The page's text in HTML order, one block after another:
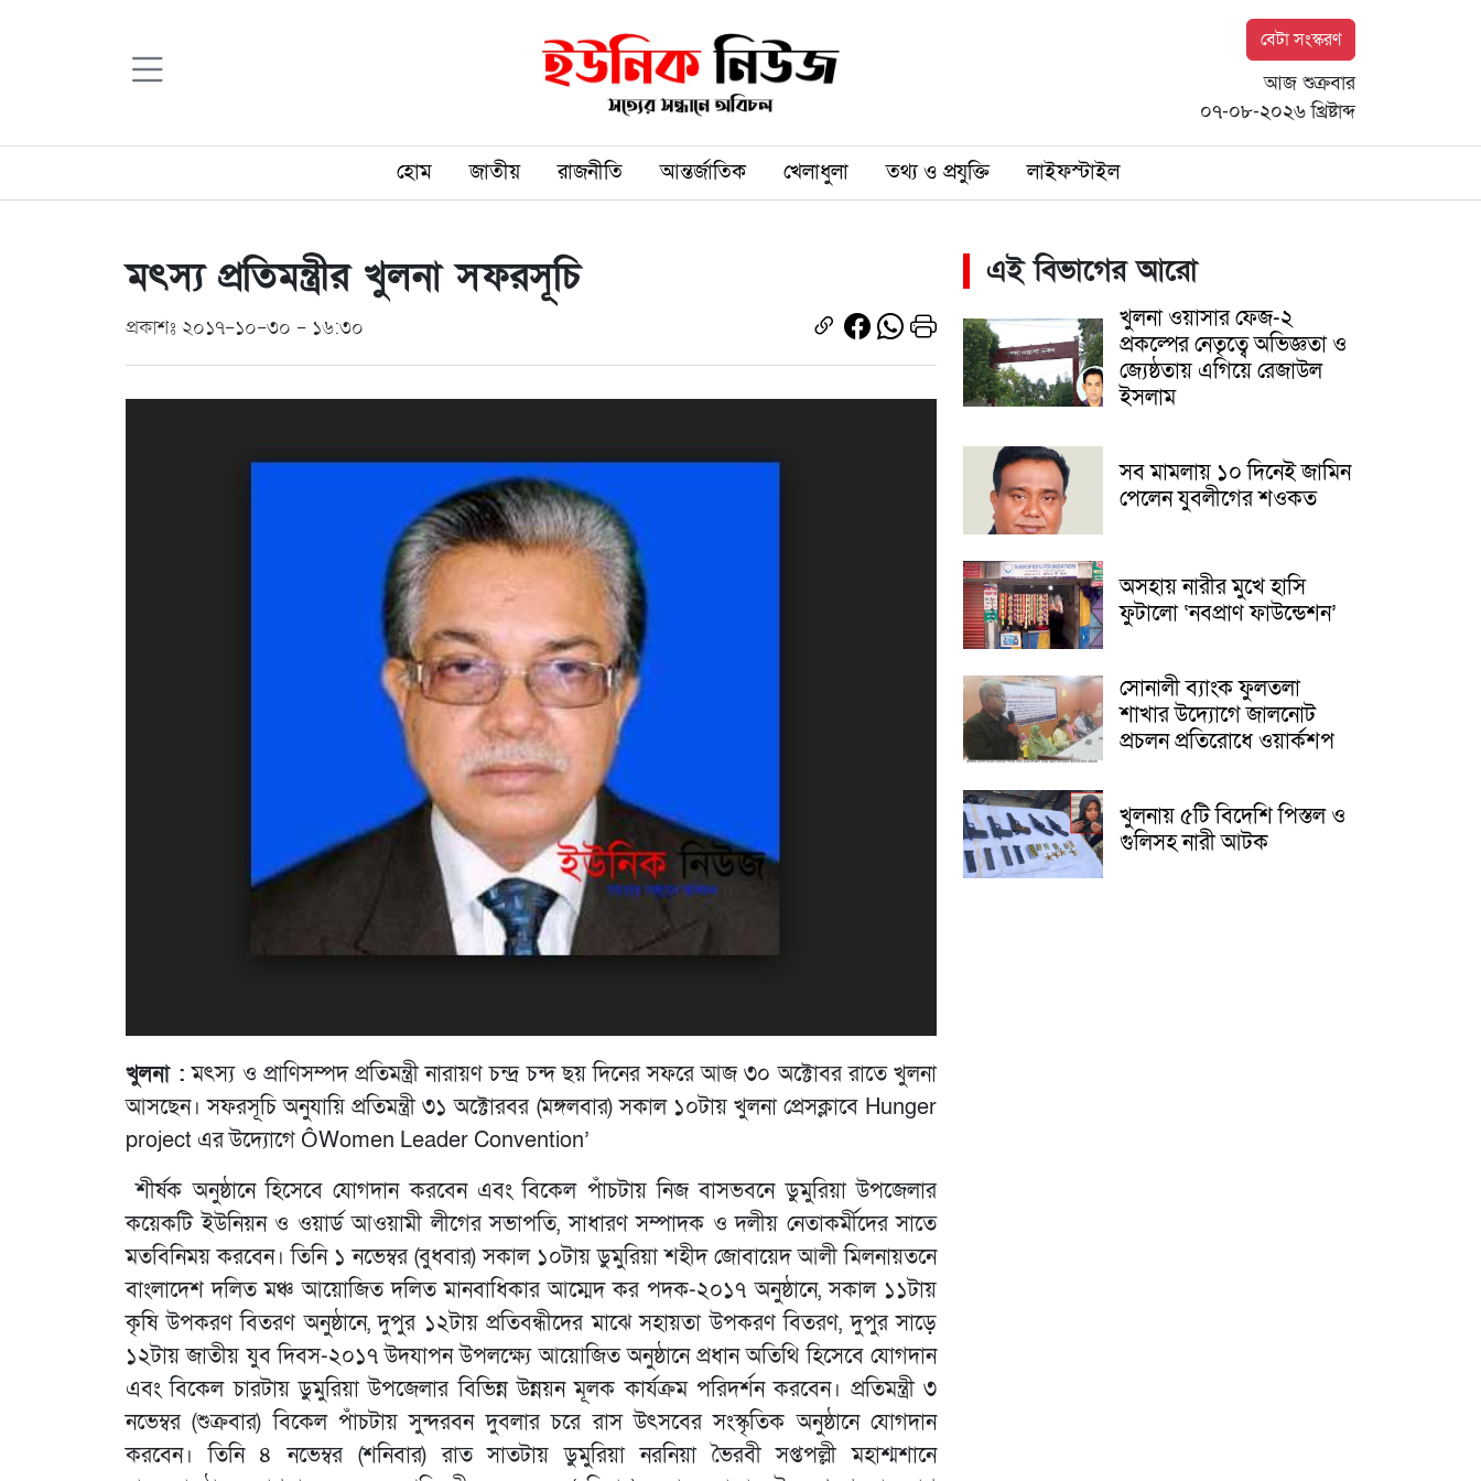
বেটা সংস্করণ
আজ শুক্রবার
০৭-০৮-২০২৬ খ্রিষ্টাব্দ
হোম জাতীয় রাজনীতি আন্তর্জাতিক খেলাধুলা তথ্য ও প্রযুক্তি লাইফস্টাইল
মৎস্য প্রতিমন্ত্রীর খুলনা সফরসূচি
প্রকাশঃ ২০১৭-১০-৩০ - ১৬:৩০
খুলনা : মৎস্য ও প্রাণিসম্পদ প্রতিমন্ত্রী নারায়ণ চন্দ্র চন্দ ছয় দিনের সফরে আজ ৩০ অক্টোবর রাতে খুলনা
আসছেন। সফরসূচি অনুযায়ি প্রতিমন্ত্রী ৩১ অক্টোরবর (মঙ্গলবার) সকাল ১০টায় খুলনা প্রেসক্লাবে Hunger
project এর উদ্যোগে ÔWomen Leader Convention’
শীর্ষক অনুষ্ঠানে হিসেবে যোগদান করবেন এবং বিকেল পাঁচটায় নিজ বাসভবনে ডুমুরিয়া উপজেলার
কয়েকটি ইউনিয়ন ও ওয়ার্ড আওয়ামী লীগের সভাপতি, সাধারণ সম্পাদক ও দলীয় নেতাকর্মীদের সাতে
মতবিনিময় করবেন। তিনি ১ নভেম্বর (বুধবার) সকাল ১০টায় ডুমুরিয়া শহীদ জোবায়েদ আলী মিলনায়তনে
বাংলাদেশ দলিত মঞ্চ আয়োজিত দলিত মানবাধিকার আম্মেদ কর পদক-২০১৭ অনুষ্ঠানে, সকাল ১১টায়
কৃষি উপকরণ বিতরণ অনুষ্ঠানে, দুপুর ১২টায় প্রতিবন্ধীদের মাঝে সহায়তা উপকরণ বিতরণ, দুপুর সাড়ে
১২টায় জাতীয় যুব দিবস-২০১৭ উদযাপন উপলক্ষ্যে আয়োজিত অনুষ্ঠানে প্রধান অতিথি হিসেবে যোগদান
এবং বিকেল চারটায় ডুমুরিয়া উপজেলার বিভিন্ন উন্নয়ন মূলক কার্যক্রম পরিদর্শন করবেন। প্রতিমন্ত্রী ৩
নভেম্বর (শুক্রবার) বিকেল পাঁচটায় সুন্দরবন দুবলার চরে রাস উৎসবের সংস্কৃতিক অনুষ্ঠানে যোগদান
করবেন। তিনি ৪ নভেম্বর (শনিবার) রাত সাতটায় ডুমুরিয়া নরনিয়া ভৈরবী সপ্তপল্লী মহাশ্মশানে
এই বিভাগের আরো
খুলনা ওয়াসার ফেজ-২
প্রকল্পের নেতৃত্বে অভিজ্ঞতা ও
জ্যেষ্ঠতায় এগিয়ে রেজাউল
ইসলাম
সব মামলায় ১০ দিনেই জামিন
পেলেন যুবলীগের শওকত
অসহায় নারীর মুখে হাসি
ফুটালো ‘নবপ্রাণ ফাউন্ডেশন’
সোনালী ব্যাংক ফুলতলা
শাখার উদ্যোগে জালনোট
প্রচলন প্রতিরোধে ওয়ার্কশপ
খুলনায় ৫টি বিদেশি পিস্তল ও
গুলিসহ নারী আটক